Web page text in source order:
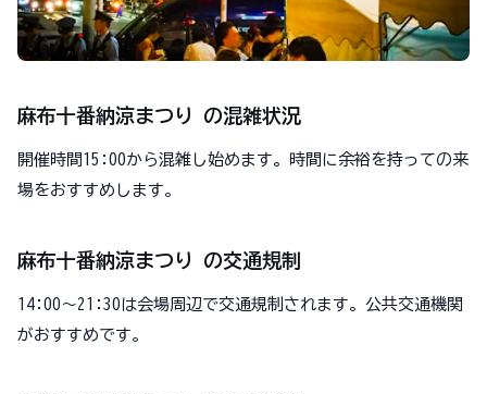
麻布十番納涼まつり の混雑状況
開催時間15:00から混雑し始めます。時間に余裕を持っての来
場をおすすめします。
麻布十番納涼まつり の交通規制
14:00～21:30は会場周辺で交通規制されます。公共交通機関
がおすすめです。